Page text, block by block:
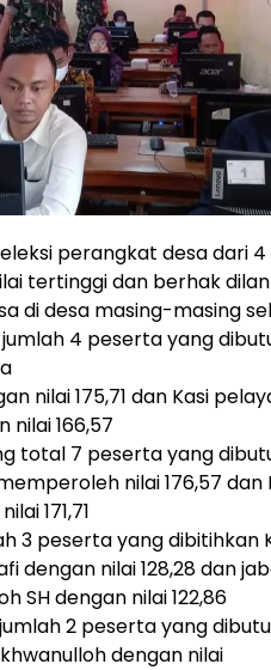
perangkat desa dari
tertinggi dan berhak
di desa masing-masing
jumlah 4 peserta yang
nilai 175,71 dan Kasi
nilai 166,57
total 7 peserta yang
nilai 176,57 dan
171,71
3 peserta yang dibitihkan
dengan nilai 128,28 dan
SH dengan nilai 122,86
2 peserta yang
dengan nilai